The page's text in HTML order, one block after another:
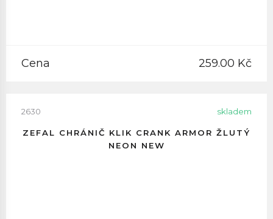
Cena 259.00 Kč
2630 skladem
ZEFAL CHRÁNIČ KLIK CRANK ARMOR ŽLUTÝ
NEON NEW